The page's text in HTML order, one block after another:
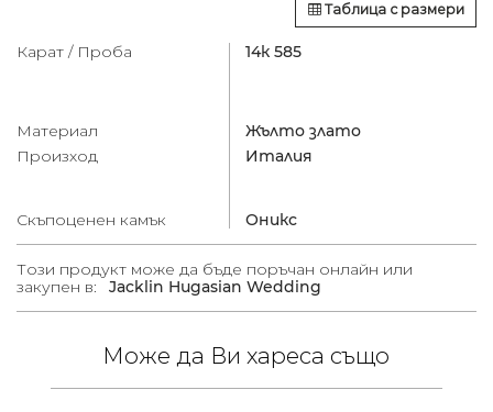
Таблица с размери
Карат / Проба 14к 585
Материал
Жълто злато
Произход
Италия
Скъпоценен камък Оникс
Този продукт може да бъде поръчан онлайн или
закупен в:
Jacklin Hugasian Wedding
Може да Ви хареса също